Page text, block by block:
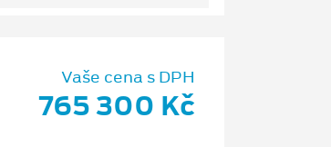
Vaše cena s DPH
765 300 Kč